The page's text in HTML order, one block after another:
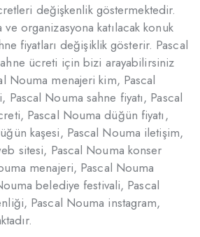
değişkenlik göstermektedir.
ve organizasyona katılacak konuk
fiyatları değişiklik gösterir. Pascal
ücreti için bizi arayabilirsiniz
Nouma menajeri kim, Pascal
Pascal Nouma sahne fiyatı, Pascal
Pascal Nouma düğün fiyatı,
kaşesi, Pascal Nouma iletişim,
sitesi, Pascal Nouma konser
menajeri, Pascal Nouma
belediye festivali, Pascal
Pascal Nouma instagram,